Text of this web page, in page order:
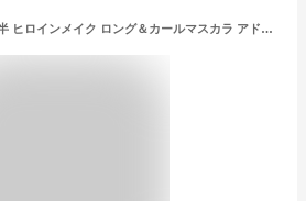
【2色選べる】伊勢半 ヒロインメイク ロング＆カールマスカラ アドバンストフィルム 6g/ヒロインメイク/伊勢半/キスミー/KISSME/マスカラ /マイクロブラシ /下まつげ お湯落ち